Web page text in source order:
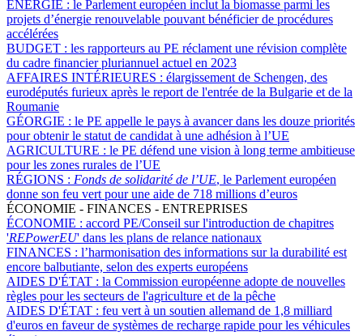
ÉNERGIE : le Parlement européen inclut la biomasse parmi les
projets d’énergie renouvelable pouvant bénéficier de procédures
accélérées
BUDGET : les rapporteurs au PE réclament une révision complète
du cadre financier pluriannuel actuel en 2023
AFFAIRES INTÉRIEURES : élargissement de Schengen, des
eurodéputés furieux après le report de l'entrée de la Bulgarie et de la
Roumanie
GÉORGIE : le PE appelle le pays à avancer dans les douze priorités
pour obtenir le statut de candidat à une adhésion à l’UE
AGRICULTURE : le PE défend une vision à long terme ambitieuse
pour les zones rurales de l’UE
RÉGIONS : Fonds de solidarité de l’UE, le Parlement européen
donne son feu vert pour une aide de 718 millions d’euros
ÉCONOMIE - FINANCES - ENTREPRISES
ÉCONOMIE : accord PE/Conseil sur l'introduction de chapitres
'REPowerEU' dans les plans de relance nationaux
FINANCES : l’harmonisation des informations sur la durabilité est
encore balbutiante, selon des experts européens
AIDES D'ÉTAT : la Commission européenne adopte de nouvelles
règles pour les secteurs de l'agriculture et de la pêche
AIDES D'ÉTAT : feu vert à un soutien allemand de 1,8 milliard
d'euros en faveur de systèmes de recharge rapide pour les véhicules